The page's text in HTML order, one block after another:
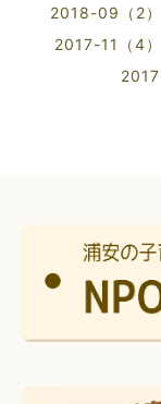
2018-09（2）
2017-11（4）